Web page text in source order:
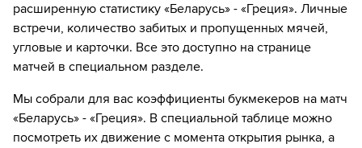
расширенную статистику «Беларусь» - «Греция». Личные
встречи, количество забитых и пропущенных мячей,
угловые и карточки. Все это доступно на странице
матчей в специальном разделе.
Мы собрали для вас коэффициенты букмекеров на матч
«Беларусь» - «Греция». В специальной таблице можно
посмотреть их движение с момента открытия рынка, а